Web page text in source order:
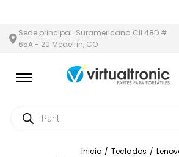
Sede principal: Suramericana Cll 48D #
65A - 20 Medellín, CO
Inicio / Teclados /